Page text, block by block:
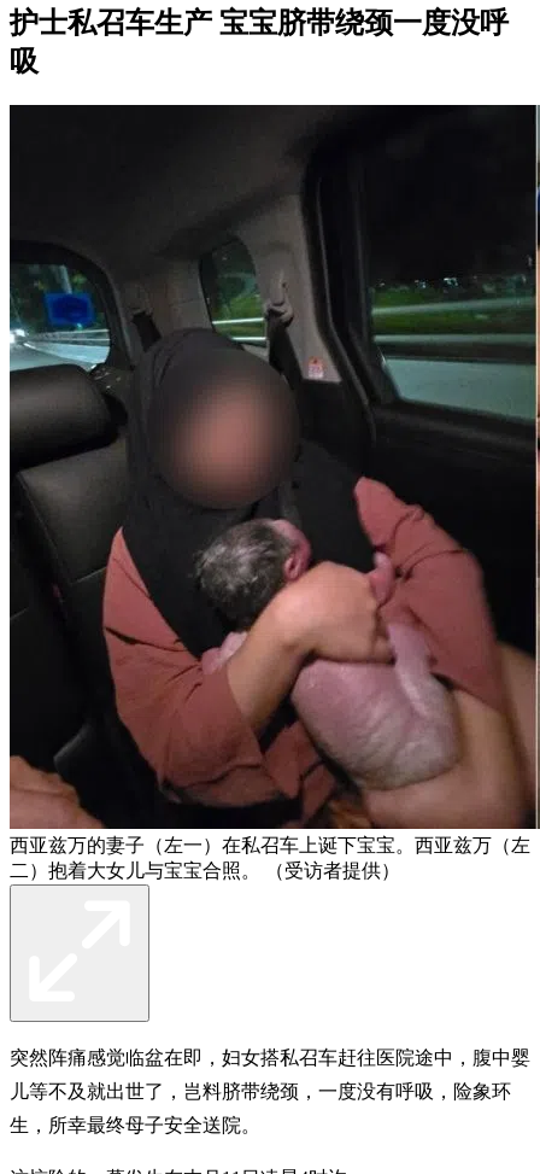
护士私召车生产 宝宝脐带绕颈一度没呼
吸
西亚兹万的妻子（左一）在私召车上诞下宝宝。西亚兹万（左
二）抱着大女儿与宝宝合照。 （受访者提供）
突然阵痛感觉临盆在即，妇女搭私召车赶往医院途中，腹中婴
儿等不及就出世了，岂料脐带绕颈，一度没有呼吸，险象环
生，所幸最终母子安全送院。